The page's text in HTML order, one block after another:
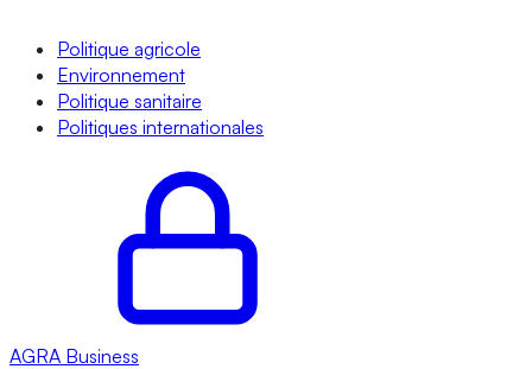
Politique agricole
Environnement
Politique sanitaire
Politiques internationales
AGRA Business